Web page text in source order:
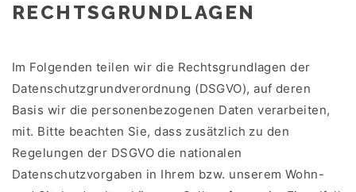
ECHTSGRUNDLAGEN
Im Folgenden teilen wir die Rechtsgrundlagen der
Datenschutzgrundverordnung (DSGVO), auf deren
Basis wir die personenbezogenen Daten verarbeiten,
mit. Bitte beachten Sie, dass zusätzlich zu den
Regelungen der DSGVO die nationalen
Datenschutzvorgaben in Ihrem bzw. unserem Wohn-